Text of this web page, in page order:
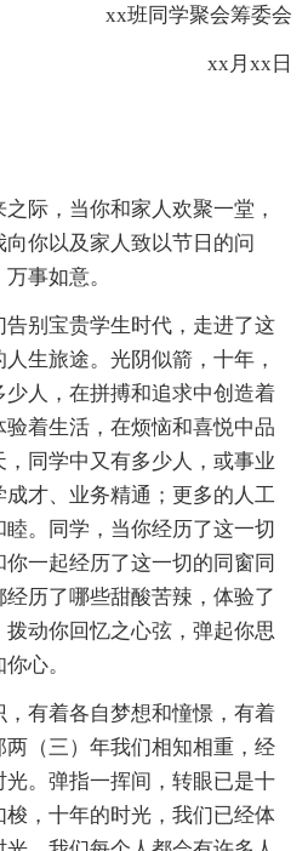
xx班同学聚会筹委会
xx月xx日
，当你和家人欢聚一堂，
你以及家人致以节日的问
事如意。
别宝贵学生时代，走进了这
生旅途。光阴似箭，十年，
人，在拼搏和追求中创造着
着生活，在烦恼和喜悦中品
同学中又有多少人，或事业
才、业务精通；更多的人工
。同学，当你经历了这一切
一起经历了这一切的同窗同
历了哪些甜酸苦辣，体验了
动你回忆之心弦，弹起你思
心。
有着各自梦想和憧憬，有着
（三）年我们相知相重，经
。弹指一挥间，转眼已是十
，十年的时光，我们已经体